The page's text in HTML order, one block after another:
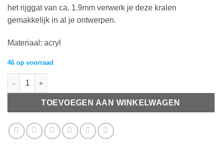
het rijggat van ca. 1.9mm verwerk je deze kralen
gemakkelijk in al je ontwerpen.
Materiaal: acryl
46 op voorraad
8mm acryl kralen matt Donkerbruin aantal
TOEVOEGEN AAN WINKELWAGEN